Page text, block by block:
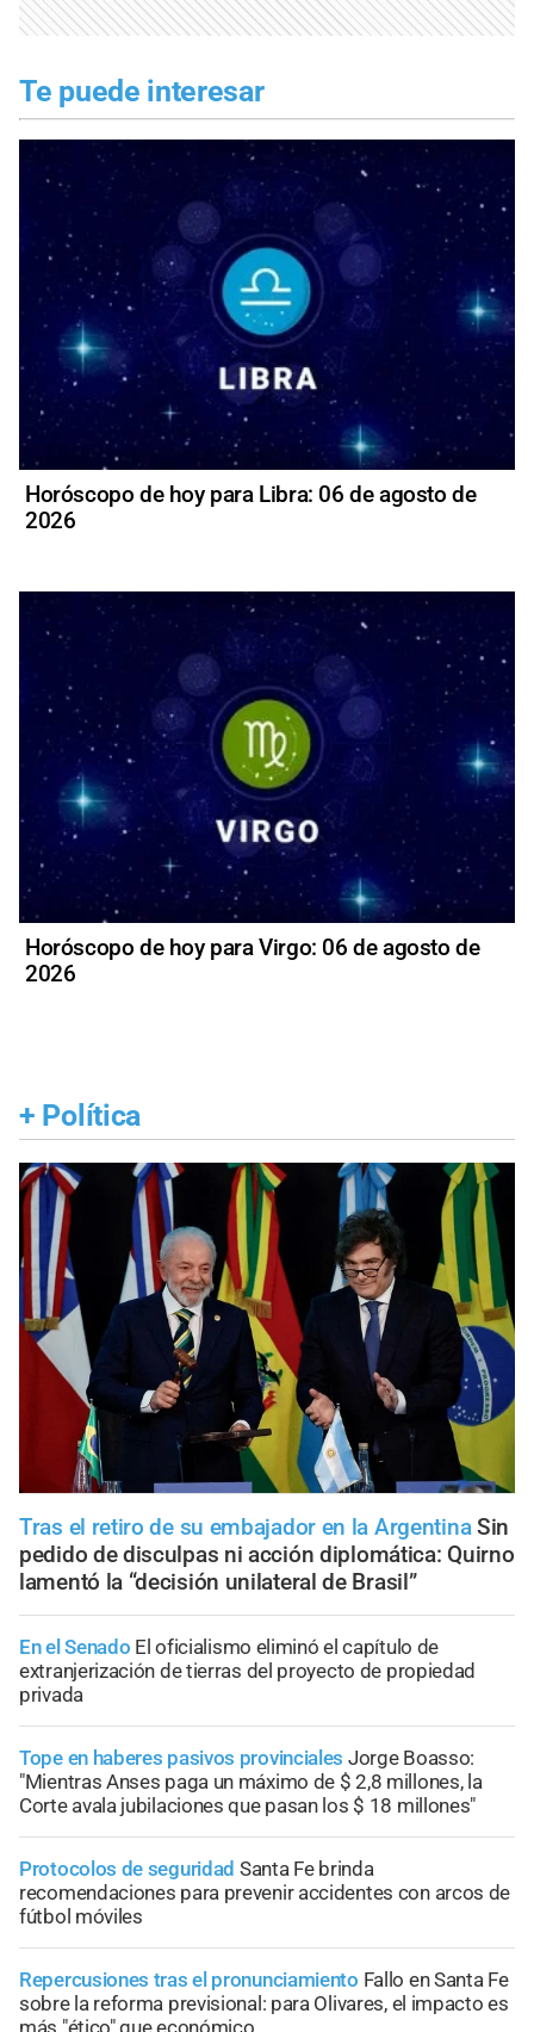
Te puede interesar
Horóscopo de hoy para Libra: 06 de agosto de
2026
Horóscopo de hoy para Virgo: 06 de agosto de
2026
+ Política
Tras el retiro de su embajador en la Argentina Sin
pedido de disculpas ni acción diplomática: Quirno
lamentó la “decisión unilateral de Brasil”
En el Senado El oficialismo eliminó el capítulo de
extranjerización de tierras del proyecto de propiedad
privada
Tope en haberes pasivos provinciales Jorge Boasso:
"Mientras Anses paga un máximo de $ 2,8 millones, la
Corte avala jubilaciones que pasan los $ 18 millones"
Protocolos de seguridad Santa Fe brinda
recomendaciones para prevenir accidentes con arcos de
fútbol móviles
Repercusiones tras el pronunciamiento Fallo en Santa Fe
sobre la reforma previsional: para Olivares, el impacto es